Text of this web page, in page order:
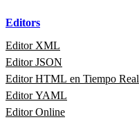
Editors
Editor XML
Editor JSON
Editor HTML en Tiempo Real
Editor YAML
Editor Online